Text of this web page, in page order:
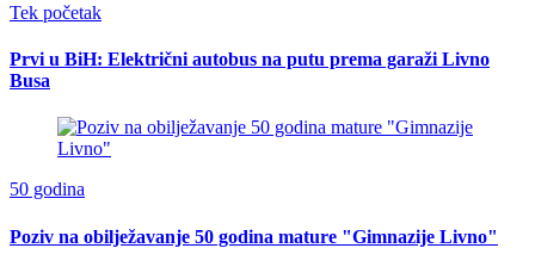
Tek početak
Prvi u BiH: Električni autobus na putu prema garaži Livno
Busa
50 godina
Poziv na obilježavanje 50 godina mature "Gimnazije Livno"